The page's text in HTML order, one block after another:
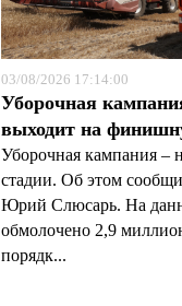
03/08/2026 17:14:00
Уборочная
выходит на
Уборочная кампания –
стадии. Об этом
Юрий Слюсарь. На
обмолочено 2,9
порядк...